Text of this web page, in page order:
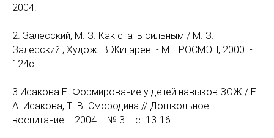
2004.
2. Залесский, М. З. Как стать сильным / М. З.
Залесский ; Худож. В.Жигарев. - М. : РОСМЭН, 2000. -
124с.
3.Исакова Е. Формирование у детей навыков ЗОЖ / Е.
А. Исакова, Т. B. Смородина // Дошкольное
воспитание. - 2004. - № 3. - с. 13-16.